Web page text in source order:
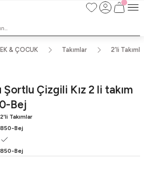
Minumum 20 Seridir !. Toptan Fiyatları Görebilmek
20 Seridir !. Toptan Fiyatları Görebilmek
İçin Üye Olunuz !.
İçin Üye Olunuz !.
& ÇOCUK Takımlar 2'li
Çizgili Kız 2 li takım
Bej
2'li Takımlar
850-Bej
850-Bej